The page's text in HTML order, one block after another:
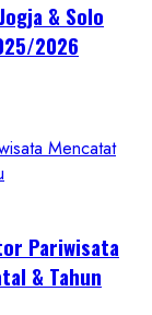
& Solo
2026
Mencatat
Pariwisata
& Tahun